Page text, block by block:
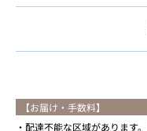
【お届け・手数料】
配達不能な区域があります。